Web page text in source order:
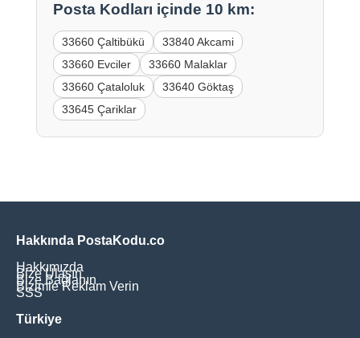
Posta Kodları içinde 10 km:
33660 Çaltibükü
33840 Akcami
33660 Evciler
33660 Malaklar
33660 Çataloluk
33640 Göktaş
33645 Çariklar
Hakkında PostaKodu.co
Hakkımızda
Bize Ulaşın
Bize Bağlanın
Bizimle Reklam Verin
SSS
Türkiye